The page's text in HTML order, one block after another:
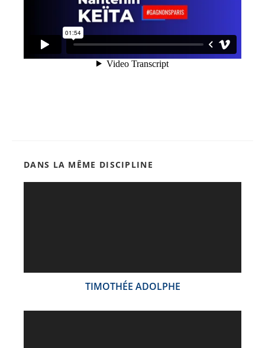
DANS LA MÊME DISCIPLINE
TIMOTHÉE ADOLPHE